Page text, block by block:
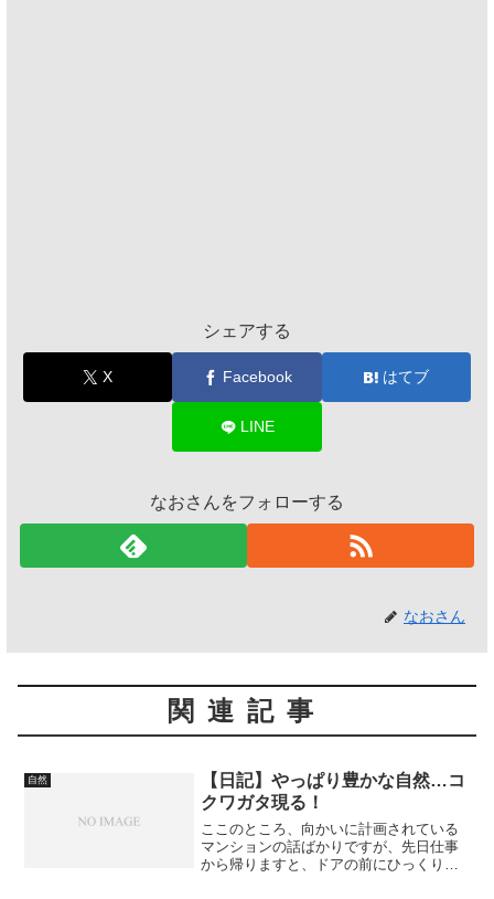
シェアする
X Facebook はてブ
LINE
なおさんをフォローする
なおさん
関連記事
自然
【日記】やっぱり豊かな自然…コ
クワガタ現る！
ここのところ、向かいに計画されている
マンションの話ばかりですが、先日仕事
から帰りますと、ドアの前にひっくり返